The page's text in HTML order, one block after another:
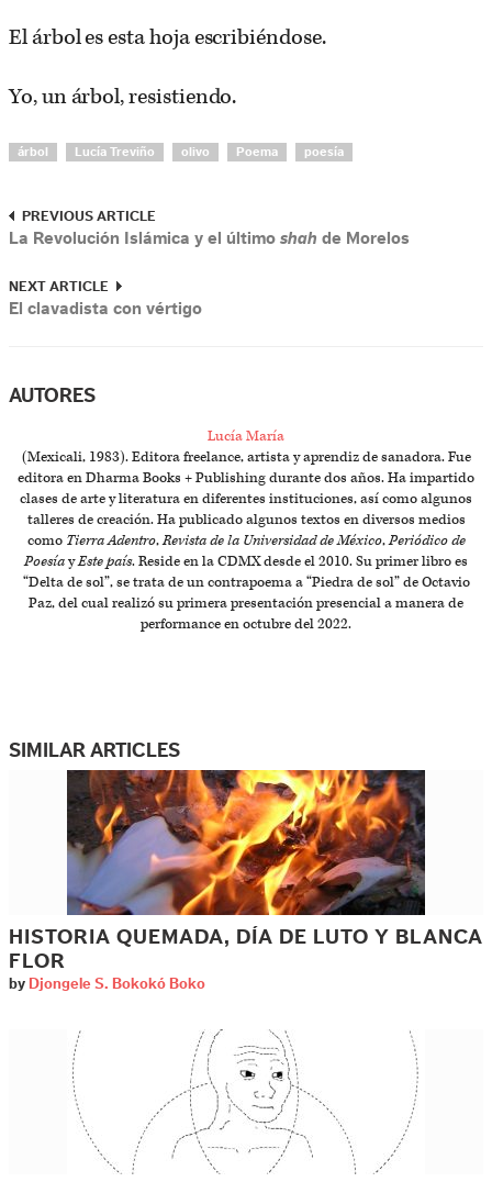
El árbol es esta hoja escribiéndose.
Yo, un árbol, resistiendo.
árbol Lucía Treviño olivo Poema poesía
PREVIOUS ARTICLE
La Revolución Islámica y el último shah de Morelos
NEXT ARTICLE
El clavadista con vértigo
AUTORES
Lucía María
(Mexicali, 1983). Editora freelance, artista y aprendiz de sanadora. Fue
editora en Dharma Books + Publishing durante dos años. Ha impartido
clases de arte y literatura en diferentes instituciones, así como algunos
talleres de creación. Ha publicado algunos textos en diversos medios
como Tierra Adentro,Revista de la Universidad de México,Periódico de
PoesíayEste país. Reside en la CDMX desde el 2010. Su primer libro es
“Delta de sol”, se trata de un contrapoema a “Piedra de sol” de Octavio
Paz, del cual realizó su primera presentación presencial a manera de
performance en octubre del 2022.
SIMILAR ARTICLES
HISTORIA QUEMADA, DÍA DE LUTO Y BLANCA
FLOR
by Djongele S. Bokokó Boko